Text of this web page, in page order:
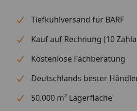
Tiefkühlversand für BARF
Kauf auf Rechnung (10
Kostenlose Fachberatung
Deutschlands bester
50.000 m² Lagerfläche